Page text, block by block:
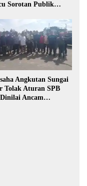
Sorotan Publik
Angkutan Sungai
Tolak Aturan SPB
Ancam